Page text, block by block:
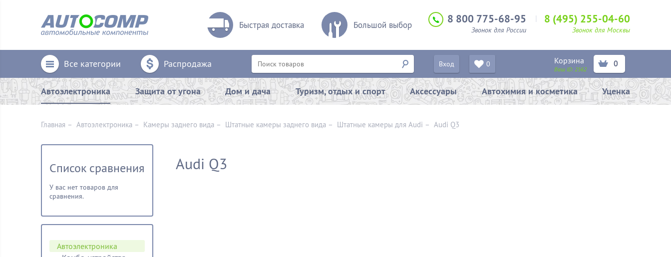
Быстрая доставка Большой выбор 8 800 775-68-95
Звонок для России
8 (495) 255-04-60
Звонок для Москвы
Все категории Распродажа Вход 0 Корзина
Ваш ID: 2562
0
Автоэлектроника Защита от угона Дом и дача Туризм, отдых и спорт Аксессуары Автохимия и косметика Уценка
Главная – Автоэлектроника – Камеры заднего вида – Штатные камеры заднего вида – Штатные камеры для Audi – Audi Q3
Audi Q3
Список сравнения
У вас нет товаров для
сравнения.
Автоэлектроника